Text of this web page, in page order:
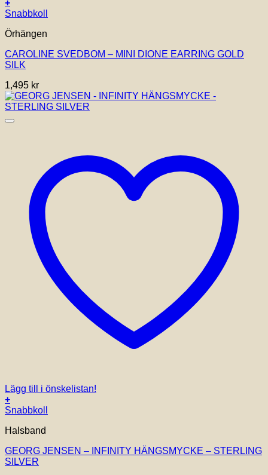
+
Snabbkoll
Örhängen
CAROLINE SVEDBOM – MINI DIONE EARRING GOLD
SILK
1,495 kr
Lägg till i önskelistan!
+
Snabbkoll
Halsband
GEORG JENSEN – INFINITY HÄNGSMYCKE – STERLING
SILVER